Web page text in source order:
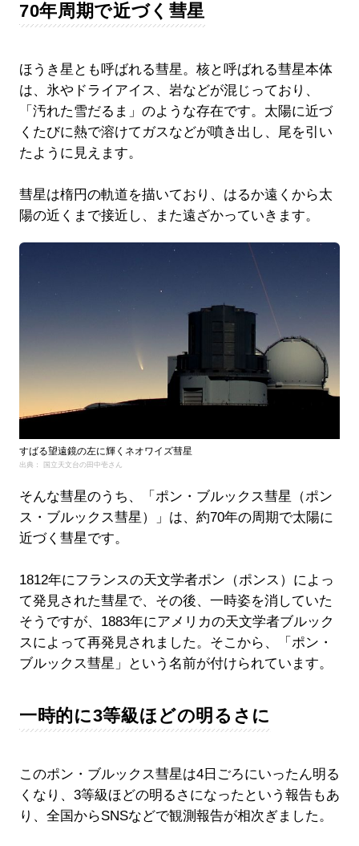
70年周期で近づく彗星
ほうき星とも呼ばれる彗星。核と呼ばれる彗星本体
は、氷やドライアイス、岩などが混じっており、
「汚れた雪だるま」のような存在です。太陽に近づ
くたびに熱で溶けてガスなどが噴き出し、尾を引い
たように見えます。
彗星は楕円の軌道を描いており、はるか遠くから太
陽の近くまで接近し、また遠ざかっていきます。
すばる望遠鏡の左に輝くネオワイズ彗星
出典： 国立天文台の田中壱さん
そんな彗星のうち、「ポン・ブルックス彗星（ポン
ス・ブルックス彗星）」は、約70年の周期で太陽に
近づく彗星です。
1812年にフランスの天文学者ポン（ポンス）によっ
て発見された彗星で、その後、一時姿を消していた
そうですが、1883年にアメリカの天文学者ブルック
スによって再発見されました。そこから、「ポン・
ブルックス彗星」という名前が付けられています。
一時的に3等級ほどの明るさに
このポン・ブルックス彗星は4日ごろにいったん明る
くなり、3等級ほどの明るさになったという報告もあ
り、全国からSNSなどで観測報告が相次ぎました。